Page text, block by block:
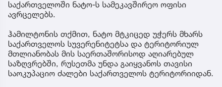
საქართველოში ნატო-ს სამეკავშირეო ოფისი
ავრცელებს.
ჰამილტონის თქმით, ნატო მტკიცედ უჭერს მხარს
საქართველოს სუვერენიტეტსა და ტერიტორიულ
მთლიანობას მის საერთაშორისოდ აღიარებულ
საზღვრებში, რუსეთმა უნდა გაიყვანოს თავისი
საოკუპაციო ძალები საქართველოს ტერიტორიიდან.